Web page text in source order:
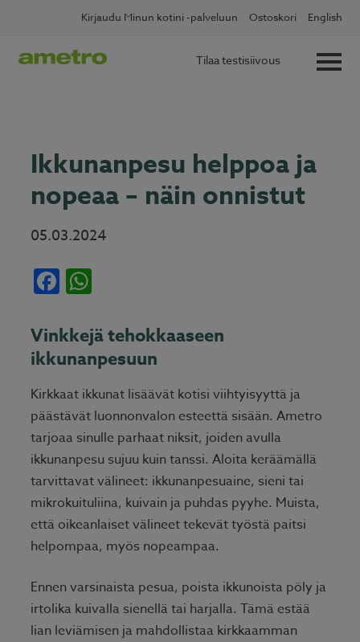
content
Kirjaudu Minun kotini -palveluun Ostoskori English
Tilaa testisiivous
Kotitalousvähennys nyt 60 % Lue lisää ✖
Ikkunanpesu helppoa ja
nopeaa – näin onnistut
05.03.2024
Facebook
Vinkkejä tehokkaaseen
ikkunanpesuun
Kirkkaat ikkunat lisäävät kotisi viihtyisyyttä ja
päästävät luonnonvalon esteettä sisään. Ametro
tarjoaa sinulle parhaat niksit, joiden avulla
ikkunanpesu sujuu kuin tanssi. Aloita keräämällä
tarvittavat välineet: ikkunanpesuaine, sieni tai
mikrokuituliina, kuivain ja puhdas pyyhe. Muista,
että oikeanlaiset välineet tekevät työstä paitsi
helpompaa, myös nopeampaa.
Ennen varsinaista pesua, poista ikkunoista pöly ja
irtolika kuivalla sienellä tai harjalla. Tämä estää
lian leviämisen ja mahdollistaa kirkkaamman